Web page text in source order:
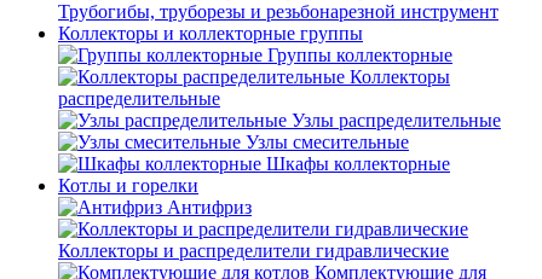
Трубогибы, труборезы и резьбонарезной инструмент
Коллекторы и коллекторные группы
Группы коллекторные
Коллекторы
распределительные
Узлы распределительные
Узлы смесительные
Шкафы коллекторные
Котлы и горелки
Антифриз
Коллекторы и распределители гидравлические
Комплектующие для